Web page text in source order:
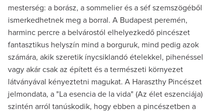
mesterség: a borász, a sommelier és a séf szemszögéből
ismerkedhetnek meg a borral. A Budapest peremén,
harminc percre a belvárostól elhelyezkedő pincészet
fantasztikus helyszín mind a borguruk, mind pedig azok
számára, akik szeretik ínycsiklandó ételekkel, pihenéssel
vagy akár csak az épített és a természeti környezet
látványával kényeztetni magukat. A Haraszthy Pincészet
jelmondata, a "La esencia de la vida" (Az élet eszenciája)
szintén arról tanúskodik, hogy ebben a pincészetben a